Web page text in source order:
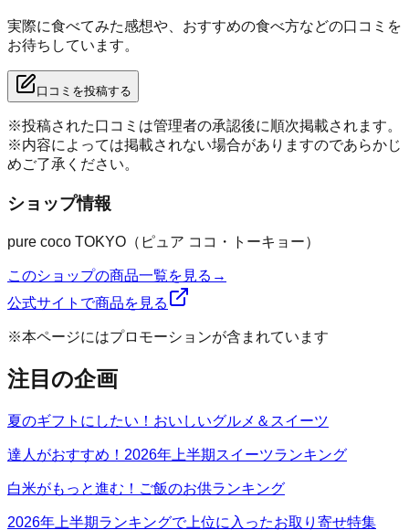
実際に食べてみた感想や、おすすめの食べ方などの口コミを
お待ちしています。
口コミを投稿する
※投稿された口コミは管理者の承認後に順次掲載されます。
※内容によっては掲載されない場合がありますのであらかじ
めご了承ください。
ショップ情報
pure coco TOKYO（ピュア ココ・トーキョー）
このショップの商品一覧を見る →
公式サイトで商品を見る
※本ページにはプロモーションが含まれています
注目の企画
夏のギフトにしたい！おいしいグルメ＆スイーツ
達人がおすすめ！2026年上半期スイーツランキング
白米がもっと進む！ご飯のお供ランキング
2026年上半期ランキングで上位に入ったお取り寄せ特集